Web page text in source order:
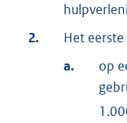
2.
Het
a.
op